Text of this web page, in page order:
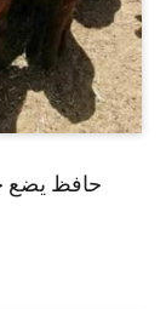
حافظ يضع